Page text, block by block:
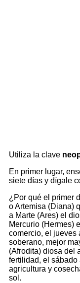
Utiliza la clave
En primer lugar,
siete días y dígale
¿Por qué el primer
o Artemisa (Diana)
a Marte (Ares) el
Mercurio (Hermes)
comercio, el jueves
soberano, mejor
(Afrodita) diosa del
fertilidad, el sábado
agricultura y
sol.